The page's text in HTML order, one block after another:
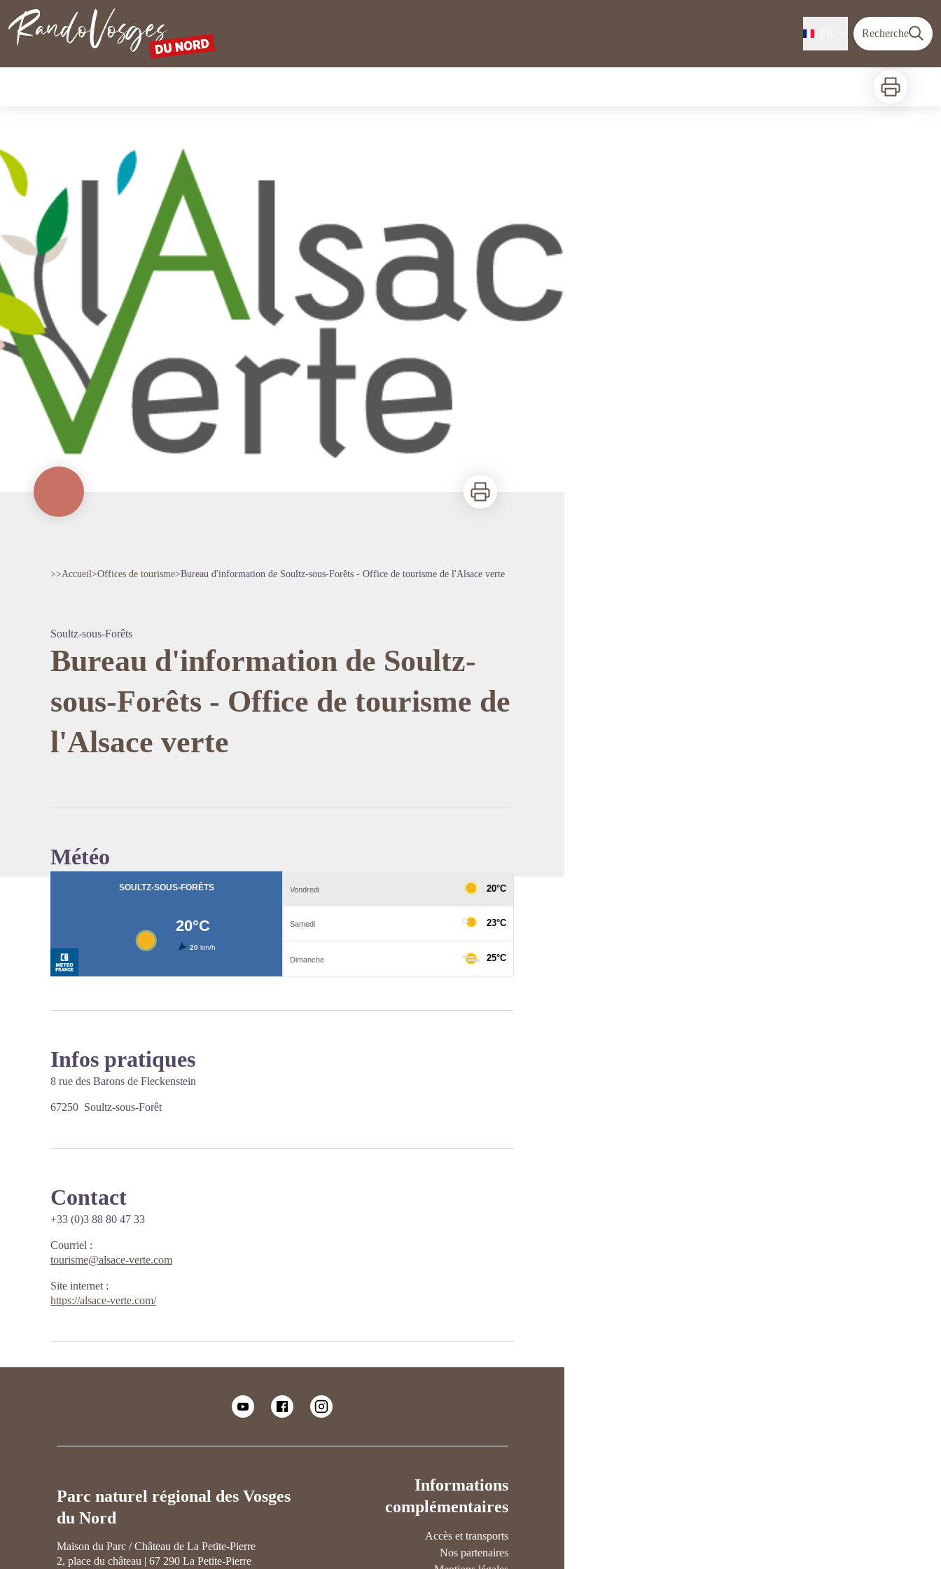
Rando Vosges du Nord Recherche
Imprimer
Voir l'image en plein écran
Imprimer
>>Accueil>Offices de tourisme>Bureau d'information de Soultz-sous-Forêts - Office de tourisme de l'Alsace verte
Soultz-sous-Forêts
Bureau d'information de Soultz-
sous-Forêts - Office de tourisme de
l'Alsace verte
Météo
Infos pratiques
8 rue des Barons de Fleckenstein
67250 Soultz-sous-Forêt
Contact
+33 (0)3 88 80 47 33
Courriel :
tourisme@alsace-verte.com
Site internet :
https://alsace-verte.com/
Parc naturel régional des Vosges
du Nord
Maison du Parc / Château de La Petite-Pierre
2, place du château | 67 290 La Petite-Pierre
Informations
complémentaires
Accès et transports
Nos partenaires